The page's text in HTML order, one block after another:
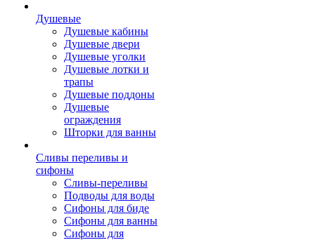
Душевые
Душевые кабины
Душевые двери
Душевые уголки
Душевые лотки и
трапы
Душевые поддоны
Душевые
ограждения
Шторки для ванны
Сливы переливы и
сифоны
Сливы-переливы
Подводы для воды
Сифоны для биде
Сифоны для ванны
Сифоны для